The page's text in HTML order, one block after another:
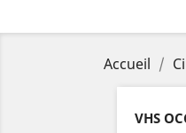
Accueil
VHS